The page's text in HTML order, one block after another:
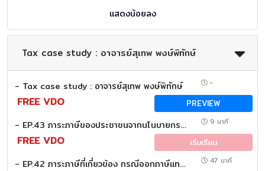
แสดงน้อยลง
Tax case study : อาจารย์สุเทพ พงษ์พิทักษ์
- Tax case study : อาจารย์สุเทพ พงษ์พิทักษ์ -
FREE VDO PREVIEW
- EP.43 ภาระภาษีของประชาชนจากนโนบายกระตุ้นเศรษฐกิจ (Tax Case study) 9 นาที
FREE VDO เริ่มเรียน
- EP.42 ภาระภาษีที่เกี่ยวข้อง กรณีออกภาษีแทนผู้มีเงินได้ (Tax Case study) 47 นาที